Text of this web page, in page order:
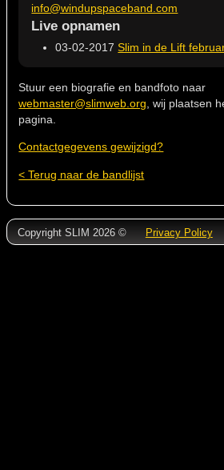
info@windupspaceband.com
Live opnamen
03-02-2017Slim in de Lift
Stuur een biografie en bandfoto naar
webmaster@slimweb.org , wij plaatsen
pagina.
Contactgegevens gewijzigd?
< Terug naar de bandlijst
Copyright SLIM 2026 © Privacy Policy